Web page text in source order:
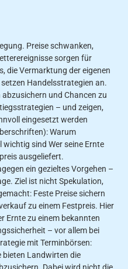
Preise schwanken,
sorgen für
die Vermarktung der eigenen
Handelsstrategien an.
und Chancen zu
– und zeigen,
eingesetzt werden
Warum
sind Wer seine Ernte
ausgeliefert.
ein gezieltes Vorgehen –
Ziel ist nicht Spekulation,
Feste Preise sichern
zu einem Festpreis. Hier
Ernte zu einem bekannten
– vor allem bei
mit Terminbörsen:
Landwirten die